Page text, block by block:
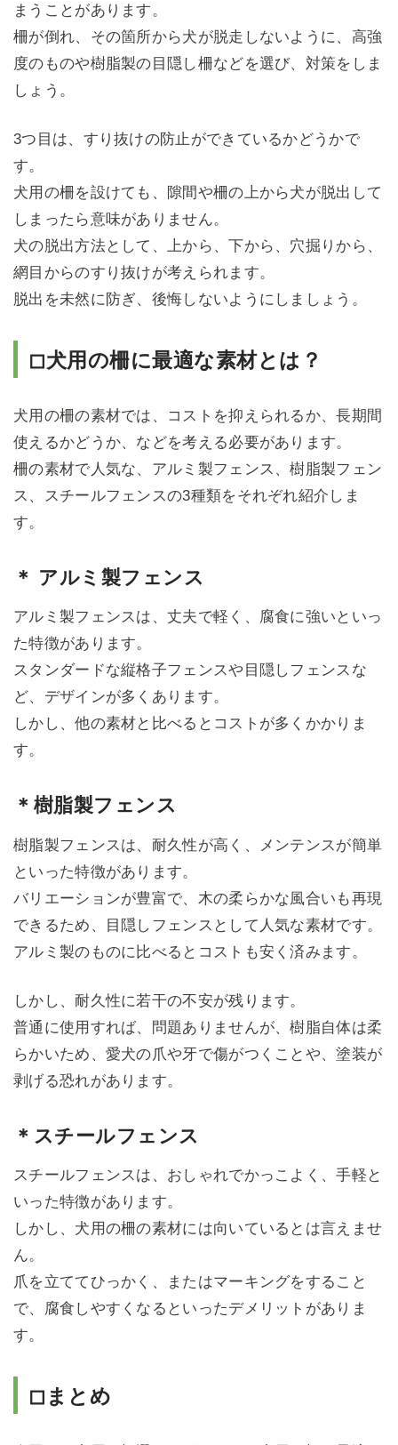
まうことがあります。
柵が倒れ、その箇所から犬が脱走しないように、高強
度のものや樹脂製の目隠し柵などを選び、対策をしま
しょう。
3つ目は、すり抜けの防止ができているかどうかで
す。
犬用の柵を設けても、隙間や柵の上から犬が脱出して
しまったら意味がありません。
犬の脱出方法として、上から、下から、穴掘りから、
網目からのすり抜けが考えられます。
脱出を未然に防ぎ、後悔しないようにしましょう。
◻犬用の柵に最適な素材とは？
犬用の柵の素材では、コストを抑えられるか、長期間
使えるかどうか、などを考える必要があります。
柵の素材で人気な、アルミ製フェンス、樹脂製フェン
ス、スチールフェンスの3種類をそれぞれ紹介しま
す。
＊ アルミ製フェンス
アルミ製フェンスは、丈夫で軽く、腐食に強いといっ
た特徴があります。
スタンダードな縦格子フェンスや目隠しフェンスな
ど、デザインが多くあります。
しかし、他の素材と比べるとコストが多くかかりま
す。
＊樹脂製フェンス
樹脂製フェンスは、耐久性が高く、メンテンスが簡単
といった特徴があります。
バリエーションが豊富で、木の柔らかな風合いも再現
できるため、目隠しフェンスとして人気な素材です。
アルミ製のものに比べるとコストも安く済みます。
しかし、耐久性に若干の不安が残ります。
普通に使用すれば、問題ありませんが、樹脂自体は柔
らかいため、愛犬の爪や牙で傷がつくことや、塗装が
剥げる恐れがあります。
＊スチールフェンス
スチールフェンスは、おしゃれでかっこよく、手軽と
いった特徴があります。
しかし、犬用の柵の素材には向いているとは言えませ
ん。
爪を立ててひっかく、またはマーキングをすること
で、腐食しやすくなるといったデメリットがありま
す。
◻まとめ